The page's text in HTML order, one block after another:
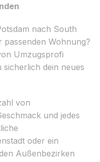
nach South
Wohnung?
Umzugsprofi
sicherlich dein neues
von
und jedes
oder ein
Außenbezirken